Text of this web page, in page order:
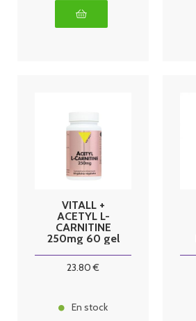
VITALL +
ACETYL L-
CARNITINE
250mg 60 gel
23.80 €
En stock